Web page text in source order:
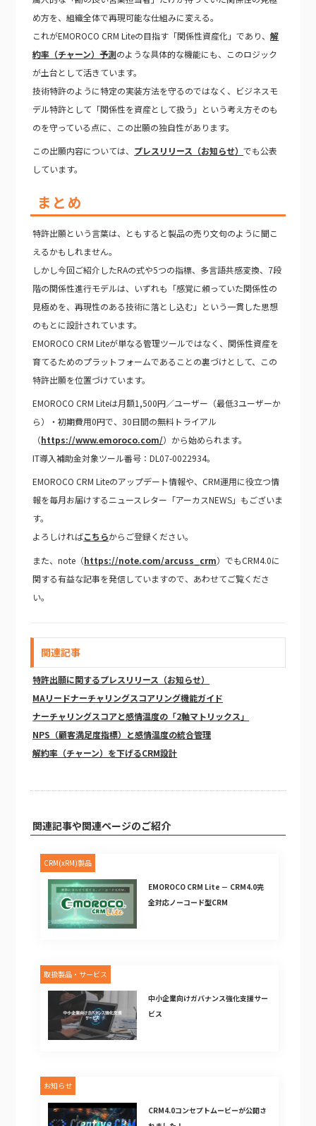
め方を、組織全体で再現可能な仕組みに変える。
これがEMOROCO CRM Liteの目指す「関係性資産化」であり、解
約率（チャーン）予測のような具体的な機能にも、このロジック
が土台として活きています。
技術特許のように特定の実装方法を守るのではなく、ビジネスモ
デル特許として「関係性を資産として扱う」という考え方そのも
のを守っている点に、この出願の独自性があります。
この出願内容については、 プレスリリース（お知らせ）でも公表
しています。
まとめ
特許出願という言葉は、ともすると製品の売り文句のように聞こ
えるかもしれません。
しかし今回ご紹介したRAの式や5つの指標、多言語共感変換、7段
階の関係性進行モデルは、いずれも「感覚に頼っていた関係性の
見極めを、再現性のある技術に落とし込む」という一貫した思想
のもとに設計されています。
EMOROCO CRM Liteが単なる管理ツールではなく、関係性資産を
育てるためのプラットフォームであることの裏づけとして、この
特許出願を位置づけています。
EMOROCO CRM Liteは月額1,500円／ユーザー（最低3ユーザーか
ら）・初期費用0円で、30日間の無料トライアル
（https://www.emoroco.com/）から始められます。
IT導入補助金対象ツール番号：DL07-0022934。
EMOROCO CRM Liteのアップデート情報や、CRM運用に役立つ情
報を毎月お届けするニュースレター「アーカスNEWS」もございま
す。
よろしければこちらからご登録ください。
また、note（https://note.com/arcuss_crm）でもCRM4.0に
関する有益な記事を発信していますので、あわせてご覧くださ
い。
関連記事
特許出願に関するプレスリリース（お知らせ）
MAリードナーチャリングスコアリング機能ガイド
ナーチャリングスコアと感情温度の「2軸マトリックス」
NPS（顧客満足度指標）と感情温度の統合管理
解約率（チャーン）を下げるCRM設計
関連記事や関連ページのご紹介
CRM(xRM)製品
EMOROCO CRM Lite － CRM4.0完
全対応ノーコード型CRM
取扱製品・サービス
中小企業向けガバナンス強化支援サー
ビス
お知らせ
CRM4.0コンセプトムービーが公開さ